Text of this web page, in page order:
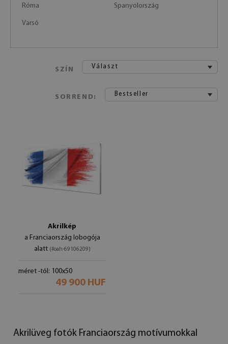
Róma Spanyolország
Varsó
SZÍN Választ
SORREND: Bestseller
Akrilkép
a Franciaország lobogója
alatt (#oah-69106209)
méret -tól: 100x50
49 900 HUF
Akrilüveg fotók Franciaország motívumokkal